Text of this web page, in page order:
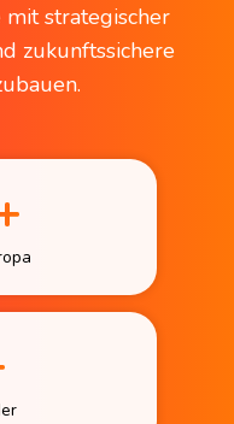
strategischer
zukunftssichere